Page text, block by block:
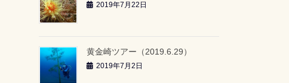
2019年7月22日
黄金崎ツアー（2019.6.29）
2019年7月2日